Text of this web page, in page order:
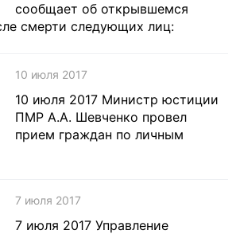
сообщает об открывшемся
смерти следующих лиц:
10 июля 2017
10 июля 2017 Министр юстиции
ПМР А.А. Шевченко провел
прием граждан по личным
7 июля 2017
7 июля 2017 Управление